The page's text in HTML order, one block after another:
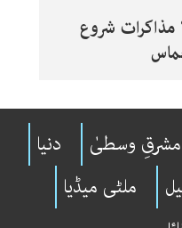
مذاکرات شروع
مشرقِ وسطیٰ
دنیا
ملٹی میڈیا